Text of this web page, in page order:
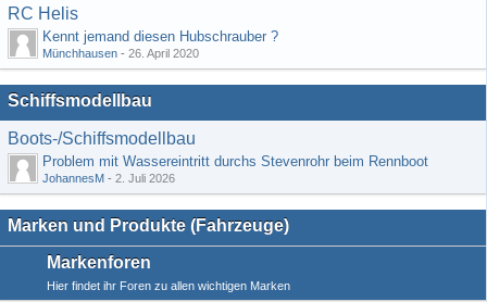
RC Helis
Kennt jemand diesen Hubschrauber ?
Münchhausen - 26. April 2020
Schiffsmodellbau
Boots-/Schiffsmodellbau
Problem mit Wassereintritt durchs Stevenrohr beim Rennboot
JohannesM - 2. Juli 2026
Marken und Produkte (Fahrzeuge)
Markenforen
Hier findet ihr Foren zu allen wichtigen Marken